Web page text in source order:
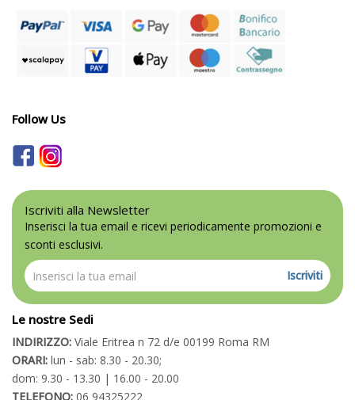
Follow Us
Iscriviti alla Newsletter
Inserisci la tua email e ricevi periodicamente promozioni e
sconti esclusivi.
Iscriviti
Le nostre Sedi
INDIRIZZO: Viale Eritrea n 72 d/e 00199 Roma RM
ORARI: lun - sab: 8.30 - 20.30;
dom: 9.30 - 13.30 | 16.00 - 20.00
TELEFONO: 06 94325222